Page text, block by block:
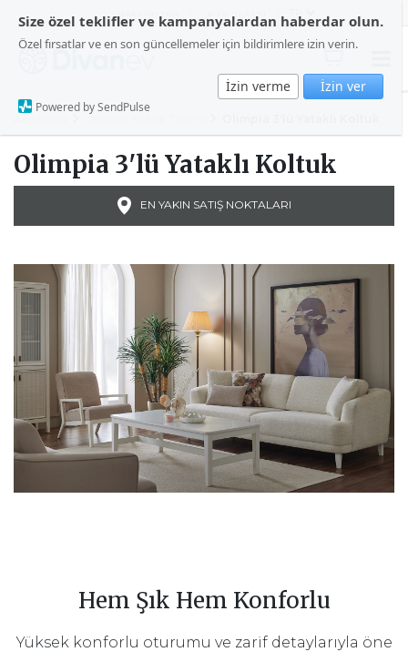
Size özel teklifler ve kampanyalardan haberdar olun.
Özel fırsatlar ve en son güncellemeler için bildirimlere izin verin.
İzin verme İzin ver
Powered by SendPulse
Olimpia 3'lü Yataklı Koltuk
EN YAKIN SATIŞ NOKTALARI
Hem Şık Hem Konforlu
Yüksek konforlu oturumu ve zarif detaylarıyla öne